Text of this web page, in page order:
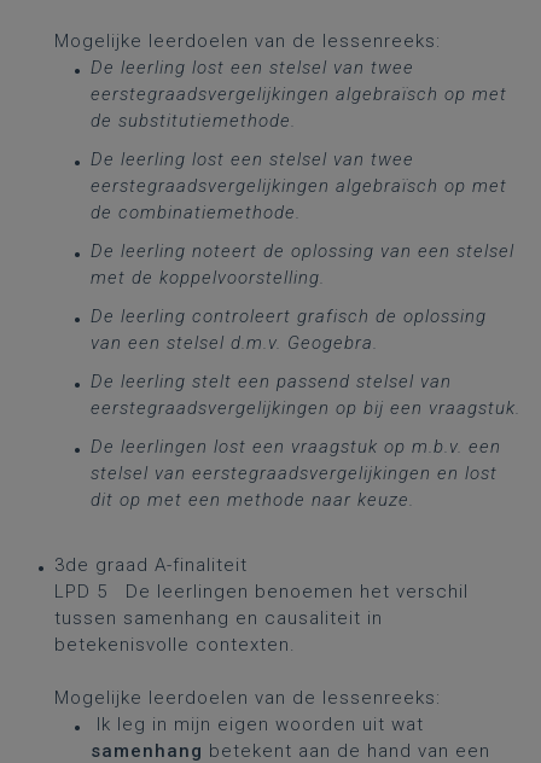
Mogelijke leerdoelen van de lessenreeks:
De leerling lost een stelsel van twee
eerstegraadsvergelijkingen algebraïsch op met
de substitutiemethode.
De leerling lost een stelsel van twee
eerstegraadsvergelijkingen algebraïsch op met
de combinatiemethode.
De leerling noteert de oplossing van een stelsel
met de koppelvoorstelling.
De leerling controleert grafisch de oplossing
van een stelsel d.m.v. Geogebra.
De leerling stelt een passend stelsel van
eerstegraadsvergelijkingen op bij een vraagstuk.
De leerlingen lost een vraagstuk op m.b.v. een
stelsel van eerstegraadsvergelijkingen en lost
dit op met een methode naar keuze.
3de graad A-finaliteit
LPD 5 De leerlingen benoemen het verschil
tussen samenhang en causaliteit in
betekenisvolle contexten.
Mogelijke leerdoelen van de lessenreeks:
Ik leg in mijn eigen woorden uit wat
samenhang betekent aan de hand van een